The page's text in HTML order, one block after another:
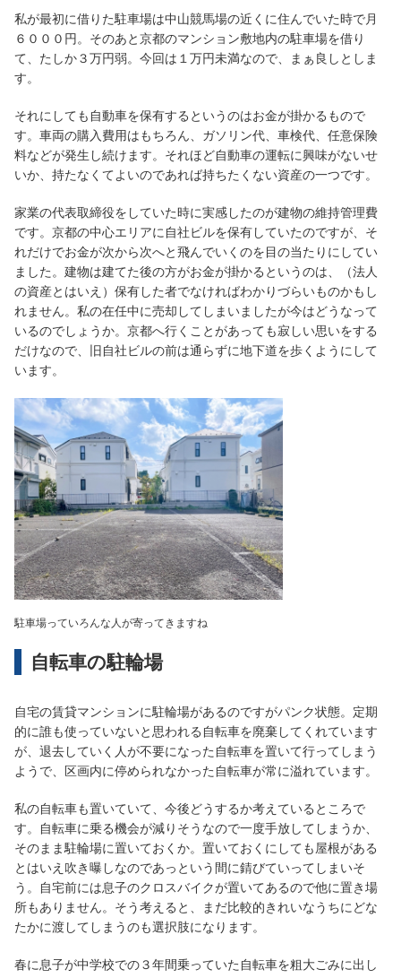
私が最初に借りた駐車場は中山競馬場の近くに住んでいた時で月
６０００円。そのあと京都のマンション敷地内の駐車場を借り
て、たしか３万円弱。今回は１万円未満なので、まぁ良しとしま
す。
それにしても自動車を保有するというのはお金が掛かるもので
す。車両の購入費用はもちろん、ガソリン代、車検代、任意保険
料などが発生し続けます。それほど自動車の運転に興味がないせ
いか、持たなくてよいのであれば持ちたくない資産の一つです。
家業の代表取締役をしていた時に実感したのが建物の維持管理費
です。京都の中心エリアに自社ビルを保有していたのですが、そ
れだけでお金が次から次へと飛んでいくのを目の当たりにしてい
ました。建物は建てた後の方がお金が掛かるというのは、（法人
の資産とはいえ）保有した者でなければわかりづらいものかもし
れません。私の在任中に売却してしまいましたが今はどうなって
いるのでしょうか。京都へ行くことがあっても寂しい思いをする
だけなので、旧自社ビルの前は通らずに地下道を歩くようにして
います。
駐車場っていろんな人が寄ってきますね
自転車の駐輪場
自宅の賃貸マンションに駐輪場があるのですがパンク状態。定期
的に誰も使っていないと思われる自転車を廃棄してくれています
が、退去していく人が不要になった自転車を置いて行ってしまう
ようで、区画内に停められなかった自転車が常に溢れています。
私の自転車も置いていて、今後どうするか考えているところで
す。自転車に乗る機会が減りそうなので一度手放してしまうか、
そのまま駐輪場に置いておくか。置いておくにしても屋根がある
とはいえ吹き曝しなのであっという間に錆びていってしまいそ
う。自宅前には息子のクロスバイクが置いてあるので他に置き場
所もありません。そう考えると、まだ比較的きれいなうちにどな
たかに渡してしまうのも選択肢になります。
春に息子が中学校での３年間乗っていた自転車を粗大ごみに出し